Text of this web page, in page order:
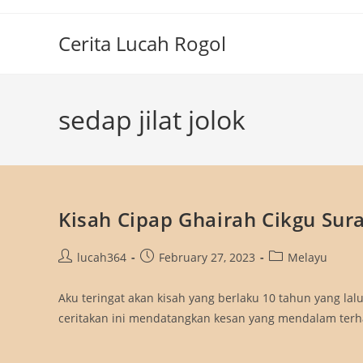
Cerita Lucah Rogol
sedap jilat jolok
Kisah Cipap Ghairah Cikgu
Postlucah364
PostFebruary 27, 2023
PostMelayu
Aku teringat akan kisah yang berlaku 10 tahun yang
ceritakan ini mendatangkan kesan yang mendalam